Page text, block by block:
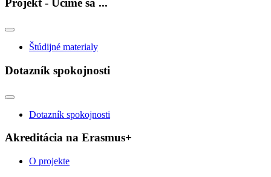
Projekt - Učíme sa ...
Štúdijné materialy
Dotazník spokojnosti
Dotazník spokojnosti
Akreditácia na Erasmus+
O projekte